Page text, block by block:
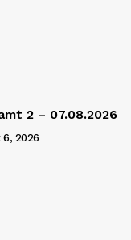
2 – 07.08.2026
6, 2026